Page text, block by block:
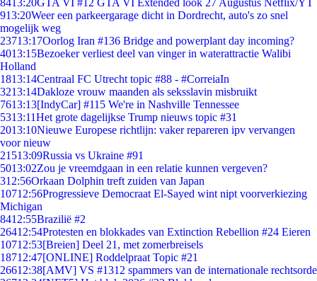
8413:20GTA VI #12 GTA VI Extended look 27 Augustus Netflix/YT
913:20Weer een parkeergarage dicht in Dordrecht, auto's zo snel
mogelijk weg
23713:17Oorlog Iran #136 Bridge and powerplant day incoming?
4013:15Bezoeker verliest deel van vinger in waterattractie Walibi
Holland
1813:14Centraal FC Utrecht topic #88 - #CorreiaIn
3213:14Dakloze vrouw maanden als seksslavin misbruikt
7613:13[IndyCar] #115 We're in Nashville Tennessee
5313:11Het grote dagelijkse Trump nieuws topic #31
2013:10Nieuwe Europese richtlijn: vaker repareren ipv vervangen
voor nieuw
21513:09Russia vs Ukraine #91
5013:02Zou je vreemdgaan in een relatie kunnen vergeven?
312:56Orkaan Dolphin treft zuiden van Japan
10712:56Progressieve Democraat El-Sayed wint nipt voorverkiezing
Michigan
8412:55Brazilië #2
26412:54Protesten en blokkades van Extinction Rebellion #24 Eieren
10712:53[Breien] Deel 21, met zomerbreisels
18712:47[ONLINE] Roddelpraat Topic #21
26612:38[AMV] VS #1312 spammers van de internationale rechtsorde